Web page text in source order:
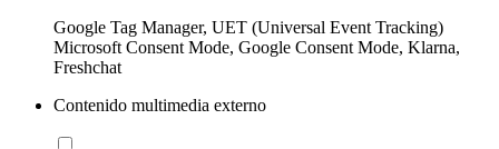
Google Tag Manager, UET (Universal Event Tracking)
Microsoft Consent Mode, Google Consent Mode, Klarna,
Freshchat
Contenido multimedia externo